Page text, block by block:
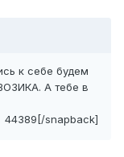
к себе будем
А тебе в
44389[/snapback]